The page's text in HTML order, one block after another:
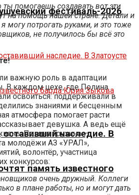
фестиваль-2026
наследие. В
память известного
помогаешь создавать вот эти
на помощь нашей стране. Детали и
могу потрогать руками, и это тоже
не получилось бы всё это
важную роль в адаптации
В каждом цехе, где Полина
освоиться: поддерживали в
знаниями и бесценным
атмосфера помогает расти
девушка. А ведь ещё
Полина Грухина —
молодёжи АЗ «УРАЛ»,
волонтёр, участница
конкурсов:
очень дружный. Коллеги
в плане работы, но и могут дать